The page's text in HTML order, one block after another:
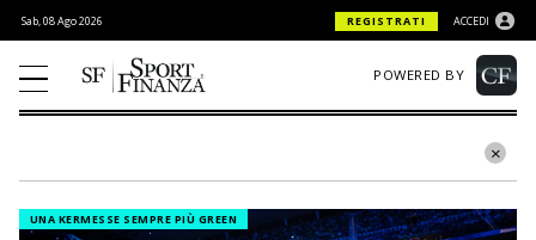
Sab, 08 Ago 2026 REGISTRATI ACCEDI
POWERED BY
UNA KERMESSE SEMPRE PIÙ GREEN